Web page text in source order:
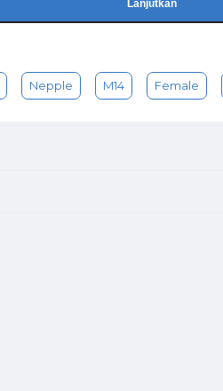
Lanjutkan
Nepple M14 Female